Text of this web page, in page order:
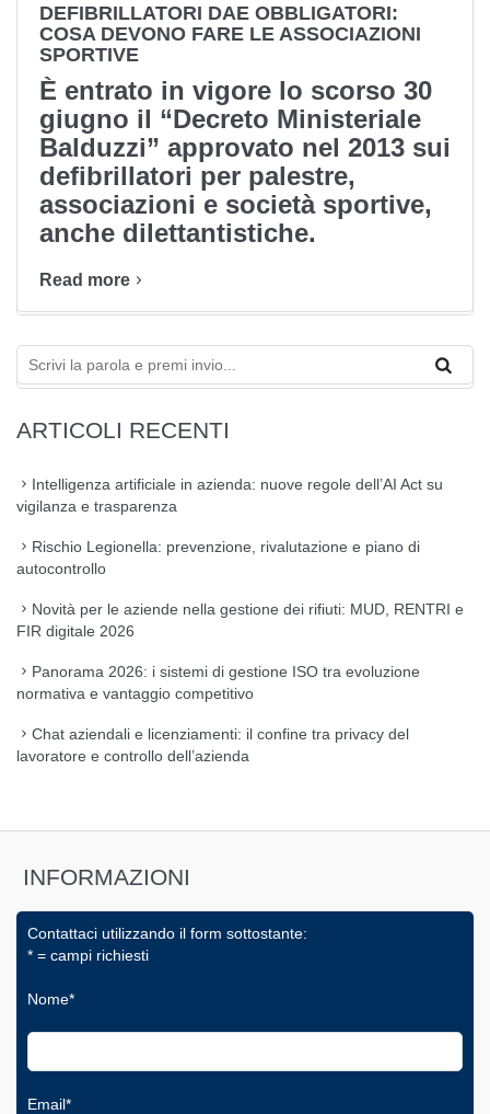
DEFIBRILLATORI DAE OBBLIGATORI:
COSA DEVONO FARE LE ASSOCIAZIONI
SPORTIVE
È entrato in vigore lo scorso 30
giugno il “Decreto Ministeriale
Balduzzi” approvato nel 2013 sui
defibrillatori per palestre,
associazioni e società sportive,
anche dilettantistiche.
Read more
ARTICOLI RECENTI
Intelligenza artificiale in azienda: nuove regole dell’AI Act su
vigilanza e trasparenza
Rischio Legionella: prevenzione, rivalutazione e piano di
autocontrollo
Novità per le aziende nella gestione dei rifiuti: MUD, RENTRI e
FIR digitale 2026
Panorama 2026: i sistemi di gestione ISO tra evoluzione
normativa e vantaggio competitivo
Chat aziendali e licenziamenti: il confine tra privacy del
lavoratore e controllo dell’azienda
INFORMAZIONI
Contattaci utilizzando il form sottostante:
* = campi richiesti
Nome*
Email*